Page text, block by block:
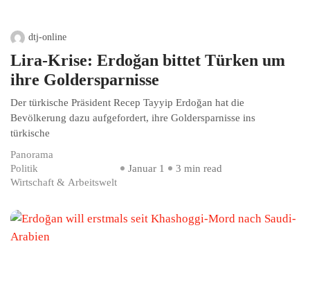
dtj-online
Lira-Krise: Erdoğan bittet Türken um
ihre Goldersparnisse
Der türkische Präsident Recep Tayyip Erdoğan hat die
Bevölkerung dazu aufgefordert, ihre Goldersparnisse ins
türkische
Panorama
Politik
Wirtschaft & Arbeitswelt
Januar 1 3 min read